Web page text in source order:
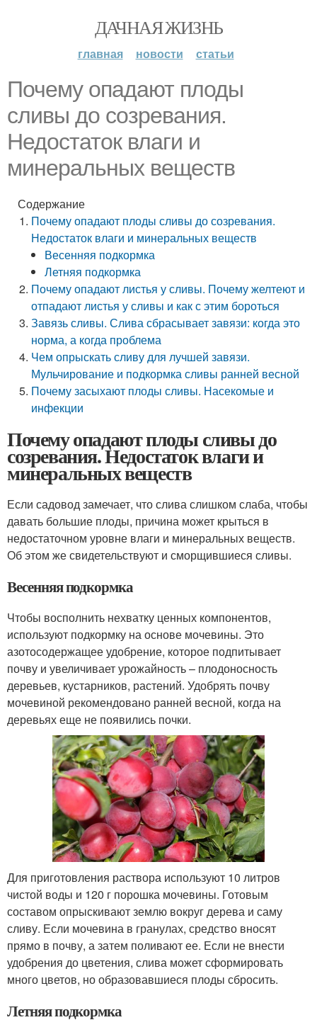
ДАЧНАЯ ЖИЗНЬ
главная новости статьи
Почему опадают плоды
сливы до созревания.
Недостаток влаги и
минеральных веществ
Содержание
Почему опадают плоды сливы до созревания.
Недостаток влаги и минеральных веществ
Весенняя подкормка
Летняя подкормка
Почему опадают листья у сливы. Почему желтеют и
отпадают листья у сливы и как с этим бороться
Завязь сливы. Слива сбрасывает завязи: когда это
норма, а когда проблема
Чем опрыскать сливу для лучшей завязи.
Мульчирование и подкормка сливы ранней весной
Почему засыхают плоды сливы. Насекомые и
инфекции
Почему опадают плоды сливы до
созревания. Недостаток влаги и
минеральных веществ
Если садовод замечает, что слива слишком слаба, чтобы
давать большие плоды, причина может крыться в
недостаточном уровне влаги и минеральных веществ.
Об этом же свидетельствуют и сморщившиеся сливы.
Весенняя подкормка
Чтобы восполнить нехватку ценных компонентов,
используют подкормку на основе мочевины. Это
азотосодержащее удобрение, которое подпитывает
почву и увеличивает урожайность – плодоносность
деревьев, кустарников, растений. Удобрять почву
мочевиной рекомендовано ранней весной, когда на
деревьях еще не появились почки.
Для приготовления раствора используют 10 литров
чистой воды и 120 г порошка мочевины. Готовым
составом опрыскивают землю вокруг дерева и саму
сливу. Если мочевина в гранулах, средство вносят
прямо в почву, а затем поливают ее. Если не внести
удобрения до цветения, слива может сформировать
много цветов, но образовавшиеся плоды сбросить.
Летняя подкормка